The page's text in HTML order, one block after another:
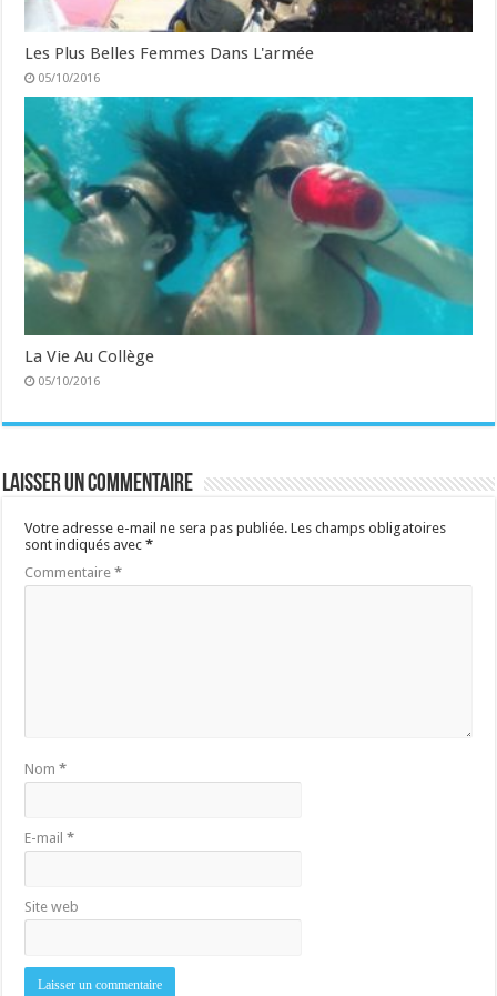
Les Plus Belles Femmes Dans L'armée
05/10/2016
La Vie Au Collège
05/10/2016
Laisser un commentaire
Votre adresse e-mail ne sera pas publiée. Les champs obligatoires
sont indiqués avec*
Commentaire*
Nom*
E-mail*
Site web